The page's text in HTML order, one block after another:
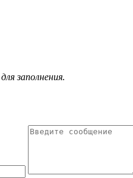
заполнения.